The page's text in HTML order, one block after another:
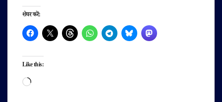
शेयर करें:
Like this:
Loading…